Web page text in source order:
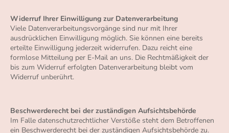
Widerruf Ihrer Einwilligung zur Datenverarbeitung
Viele Datenverarbeitungsvorgänge sind nur mit Ihrer
ausdrücklichen Einwilligung möglich. Sie können eine bereits
erteilte Einwilligung jederzeit widerrufen. Dazu reicht eine
formlose Mitteilung per E-Mail an uns. Die Rechtmäßigkeit der
bis zum Widerruf erfolgten Datenverarbeitung bleibt vom
Widerruf unberührt.
Beschwerderecht bei der zuständigen Aufsichtsbehörde
Im Falle datenschutzrechtlicher Verstöße steht dem Betroffenen
ein Beschwerderecht bei der zuständigen Aufsichtsbehörde zu.